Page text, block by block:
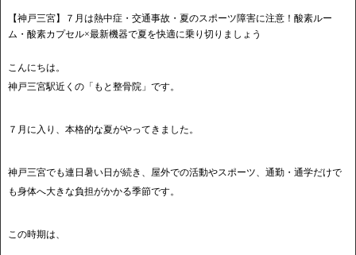
【神戸三宮】７月は熱中症・交通事故・夏のスポーツ障害に注意！酸素ルー
ム・酸素カプセル×最新機器で夏を快適に乗り切りましょう
こんにちは。
神戸三宮駅近くの「もと整骨院」です。
７月に入り、本格的な夏がやってきました。
神戸三宮でも連日暑い日が続き、屋外での活動やスポーツ、通勤・通学だけで
も身体へ大きな負担がかかる季節です。
この時期は、